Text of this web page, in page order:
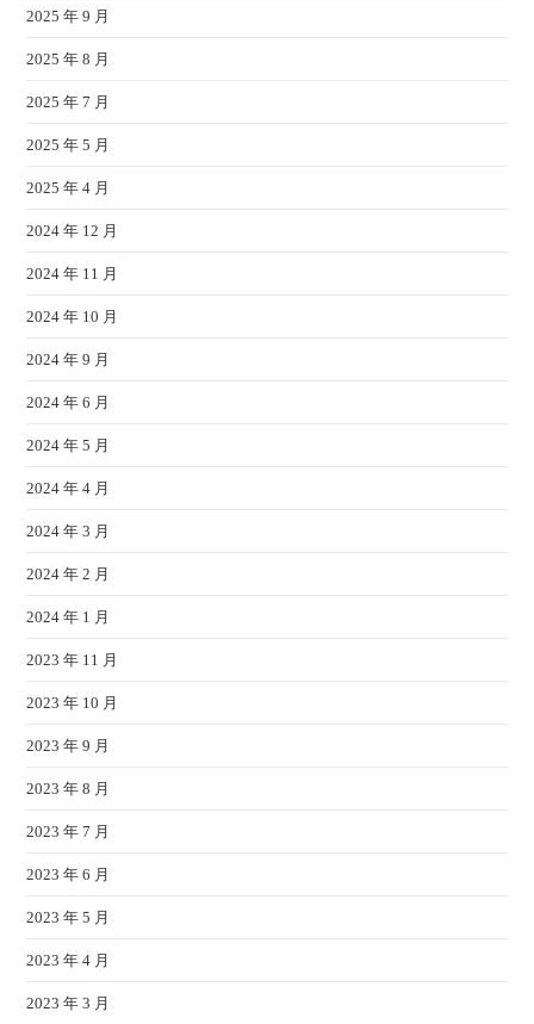
2025 年 9 月
2025 年 8 月
2025 年 7 月
2025 年 5 月
2025 年 4 月
2024 年 12 月
2024 年 11 月
2024 年 10 月
2024 年 9 月
2024 年 6 月
2024 年 5 月
2024 年 4 月
2024 年 3 月
2024 年 2 月
2024 年 1 月
2023 年 11 月
2023 年 10 月
2023 年 9 月
2023 年 8 月
2023 年 7 月
2023 年 6 月
2023 年 5 月
2023 年 4 月
2023 年 3 月